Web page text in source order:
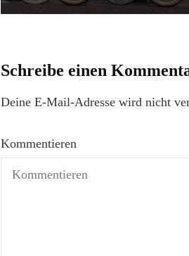
Schreibe einen
Deine E-Mail-Adresse wird nicht
Kommentieren